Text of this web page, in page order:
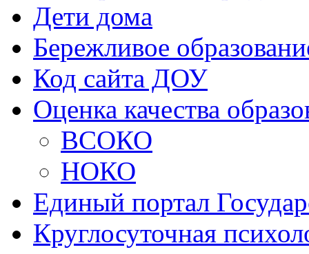
Дети дома
Бережливое
Код сайта ДОУ
Оценка качества
ВСОКО
НОКО
Единый портал
Круглосуточная